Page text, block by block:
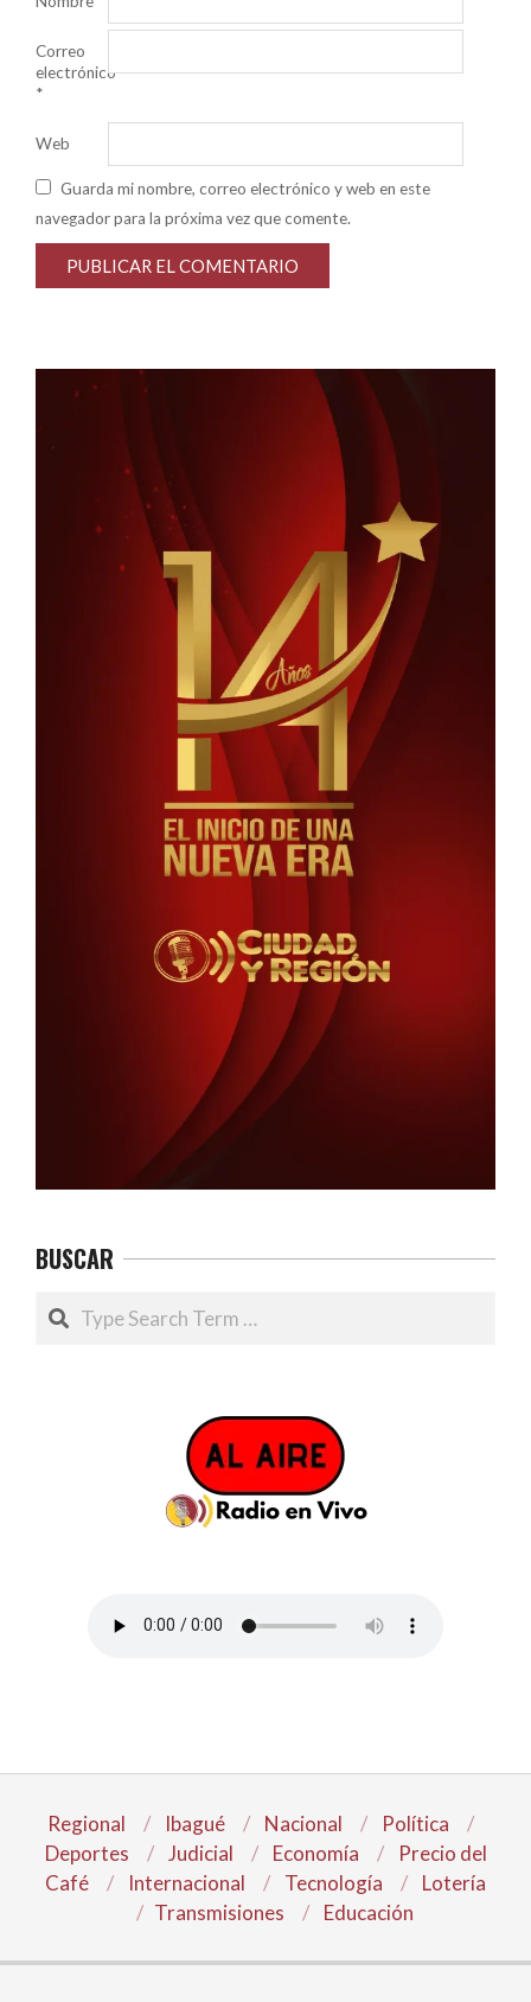
Correo
electrónico
*
Web
Guarda mi nombre, correo electrónico y web en este
navegador para la próxima vez que comente.
BUSCAR
Search
Regional Ibagué Nacional
Política
Deportes
Judicial Economía
Precio del
Café
Internacional Tecnología
Lotería
Transmisiones
Educación